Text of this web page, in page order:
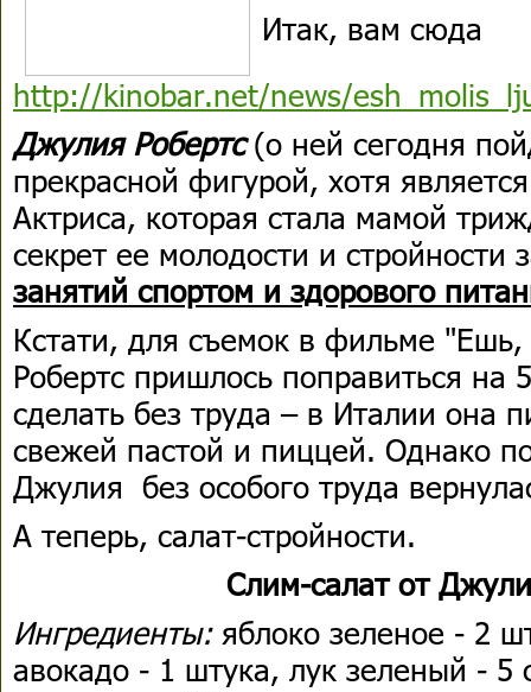
Итак, вам сюда
http://kinobar.net/news/
Джулия Робертс(о ней сегодня
прекрасной фигурой, хотя
Актриса, которая стала мамой
секрет ее молодости и стройности
занятий спортом и здорового
Кстати, для съемок в фильме
Робертс пришлось поправиться на
сделать без труда – в Италии она
свежей пастой и пиццей. Однако
Джулия без особого труда
А теперь, салат-стройности.
Слим-салат от
Ингредиенты: яблоко зеленое - 2
авокадо - 1 штука, лук зеленый - 5